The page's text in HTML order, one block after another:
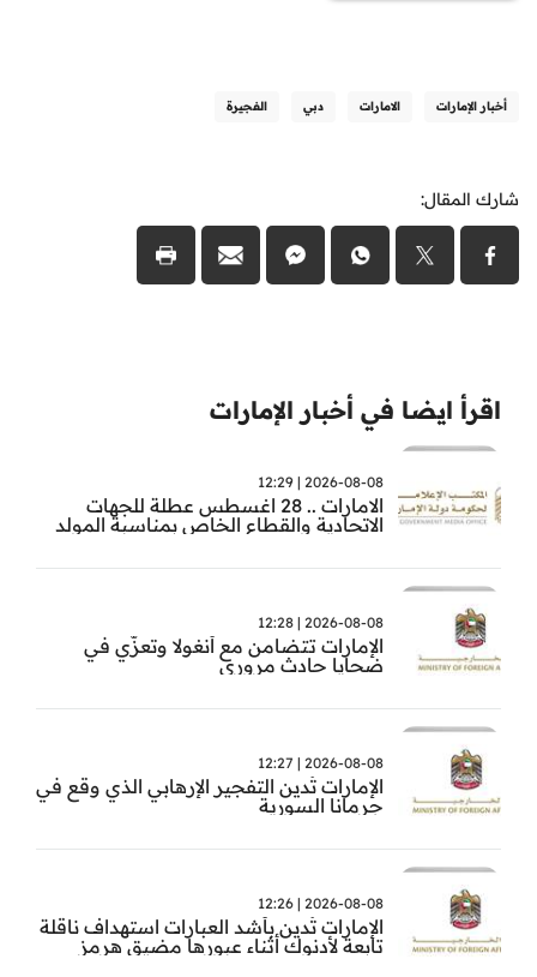
أخبار الإمارات الامارات دبي الفجيرة
شارك المقال:
اقرأ ايضا في أخبار الإمارات
2026-08-08 | 12:29
الامارات .. 28 اغسطس عطلة للجهات
الاتحادية والقطاع الخاص بمناسبة المولد
2026-08-08 | 12:28
الإمارات تتضامن مع أنغولا وتعزّي في
ضحايا حادث مروري
2026-08-08 | 12:27
الإمارات تُدين التفجير الإرهابي الذي وقع في
جرمانا السورية
2026-08-08 | 12:26
الإمارات تُدين بأشد العبارات استهداف ناقلة
تابعة لأدنوك أثناء عبورها مضيق هرمز